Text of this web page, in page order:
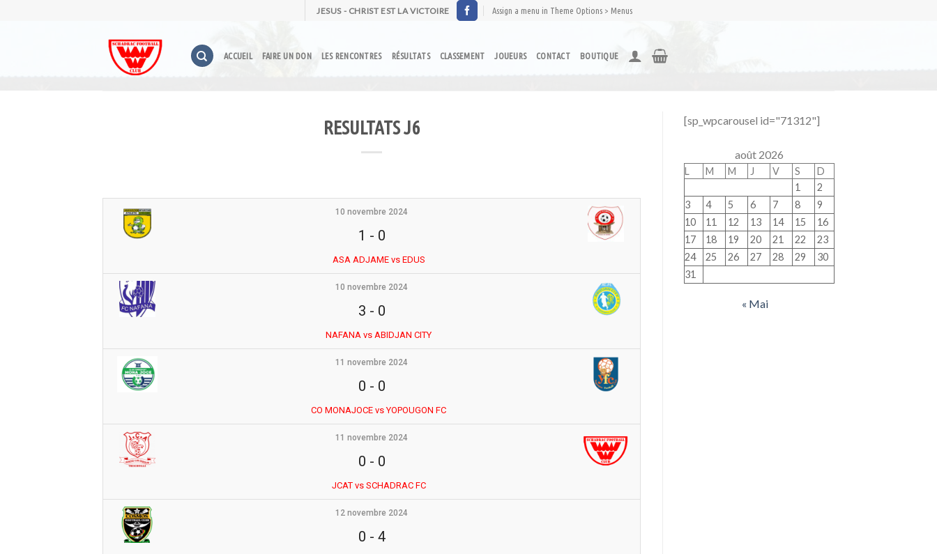
JESUS - CHRIST EST LA VICTOIRE Assign a menu in Theme Options > Menus
ACCUEIL FAIRE UN DON LES RENCONTRES RÉSULTATS CLASSEMENT JOUEURS CONTACT BOUTIQUE
RESULTATS J6
10 novembre 2024
1 - 0
ASA ADJAME vs EDUS
10 novembre 2024
3 - 0
NAFANA vs ABIDJAN CITY
11 novembre 2024
0 - 0
CO MONAJOCE vs YOPOUGON FC
11 novembre 2024
0 - 0
JCAT vs SCHADRAC FC
12 novembre 2024
0 - 4
[sp_wpcarousel id="71312"]
août 2026
L M M J V S
D
1
2
3
4 5 6 7 8
9
10
11 12 13 14 15
16
17
18 19 20 21 22
23
24
25 26 27 28 29
30
31
« Mai